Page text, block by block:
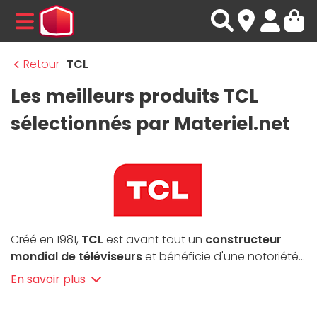
MENU
Retour TCL
Les meilleurs produits TCL
sélectionnés par Materiel.net
Créé en 1981, TCL est avant tout un constructeur
mondial de téléviseurset bénéficie d'une notoriété
croissante en France. Son slogan "
incarne la vision de l'entreprise, soit la conception de
En savoir plus